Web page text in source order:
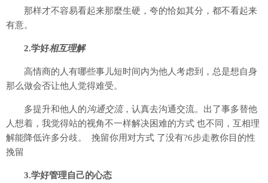
那样才不容易看起来那麼生硬，夸的恰如其分，都不看起来
有意。
2.学好相互理解
高情商的人有哪些事儿短时间内为他人考虑到，总是想自身
那么做会否让他人觉得难受。
多提升和他人的沟通交流，认真去沟通交流。出了事多替他
人想着，我觉得站的视角不一样解决困难的方式 也不同，互相理
解能降低许多分歧。 挽留你用对方式 了没有?6步走教你目的性
挽留
3.学好管理自己的心态